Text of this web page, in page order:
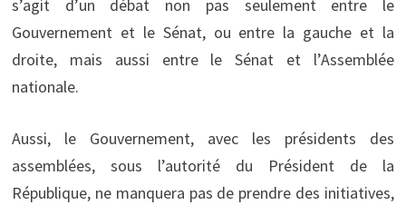
s’agit d’un débat non pas seulement entre le
Gouvernement et le Sénat, ou entre la gauche et la
droite, mais aussi entre le Sénat et l’Assemblée
nationale.
Aussi, le Gouvernement, avec les présidents des
assemblées, sous l’autorité du Président de la
République, ne manquera pas de prendre des initiatives,